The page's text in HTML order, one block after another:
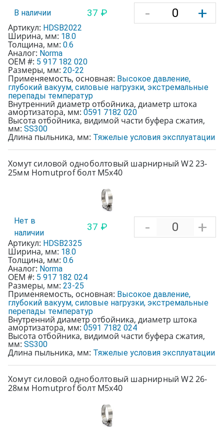
В наличии 37 ₽ - +
Артикул: HDSB2022
Ширина, мм: 18.0
Толщина, мм: 0.6
Аналог: Norma
OEM #: 5 917 182 020
Размеры, мм: 20-22
Применяемость, основная: Высокое давление,
глубокий вакуум, силовые нагрузки, экстремальные
перепады температур
Внутренний диаметр отбойника, диаметр штока
амортизатора, мм: 0591 7182 020
Высота отбойника, видимой части буфера сжатия,
мм: SS300
Длина пыльника, мм: Тяжелые условия эксплуатации
Хомут силовой одноболтовый шарнирный W2 23-
25мм Homutprof болт М5х40
Нет в
наличии
37 ₽ - +
Артикул: HDSB2325
Ширина, мм: 18.0
Толщина, мм: 0.6
Аналог: Norma
OEM #: 5 917 182 024
Размеры, мм: 23-25
Применяемость, основная: Высокое давление,
глубокий вакуум, силовые нагрузки, экстремальные
перепады температур
Внутренний диаметр отбойника, диаметр штока
амортизатора, мм: 0591 7182 024
Высота отбойника, видимой части буфера сжатия,
мм: SS300
Длина пыльника, мм: Тяжелые условия эксплуатации
Хомут силовой одноболтовый шарнирный W2 26-
28мм Homutprof болт М5х40